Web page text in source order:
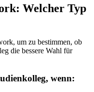
Welcher Typ
um zu bestimmen, ob
die bessere Wahl für
wenn: